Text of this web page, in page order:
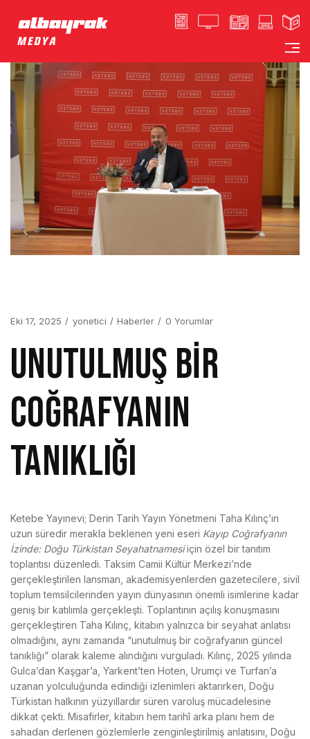
Eki 17, 2025 yonetici Haberler 0 Yorumlar
UNUTULMUŞ BİR
COĞRAFYANIN
TANIKLIĞI
Ketebe Yayınevi; Derin Tarih Yayın Yönetmeni Taha Kılınç’ın
uzun süredir merakla beklenen yeni eseri Kayıp Coğrafyanın
İzinde: Doğu Türkistan Seyahatnamesiiçin özel bir tanıtım
toplantısı düzenledi. Taksim Camii Kültür Merkezi’nde
gerçekleştirilen lansman, akademisyenlerden gazetecilere, sivil
toplum temsilcilerinden yayın dünyasının önemli isimlerine kadar
geniş bir katılımla gerçekleşti. Toplantının açılış konuşmasını
gerçekleştiren Taha Kılınç, kitabın yalnızca bir seyahat anlatısı
olmadığını, aynı zamanda “unutulmuş bir coğrafyanın güncel
tanıklığı” olarak kaleme alındığını vurguladı. Kılınç, 2025 yılında
Gulca’dan Kaşgar’a, Yarkent’ten Hoten, Urumçi ve Turfan’a
uzanan yolculuğunda edindiği izlenimleri aktarırken, Doğu
Türkistan halkının yüzyıllardır süren varoluş mücadelesine
dikkat çekti. Misafirler, kitabın hem tarihî arka planı hem de
sahadan derlenen gözlemlerle zenginleştirilmiş anlatısını, Doğu